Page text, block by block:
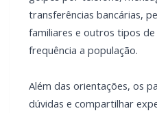
Marechal Cândido Rondon,
(Conselho Municipal do
terça-feira, dia 7, à
Proteja-se, Informe-se e
realizados no Clube de
Clube de Idosos de Bela